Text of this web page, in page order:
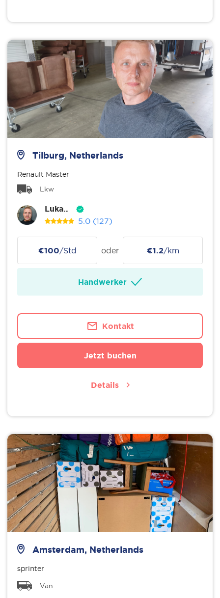
Tilburg, Netherlands
Renault Master
Lkw
Luka..
5.0 (127)
€100/Std oder €1.2/km
Handwerker
Kontakt
Jetzt buchen
Details
Amsterdam, Netherlands
sprinter
Van